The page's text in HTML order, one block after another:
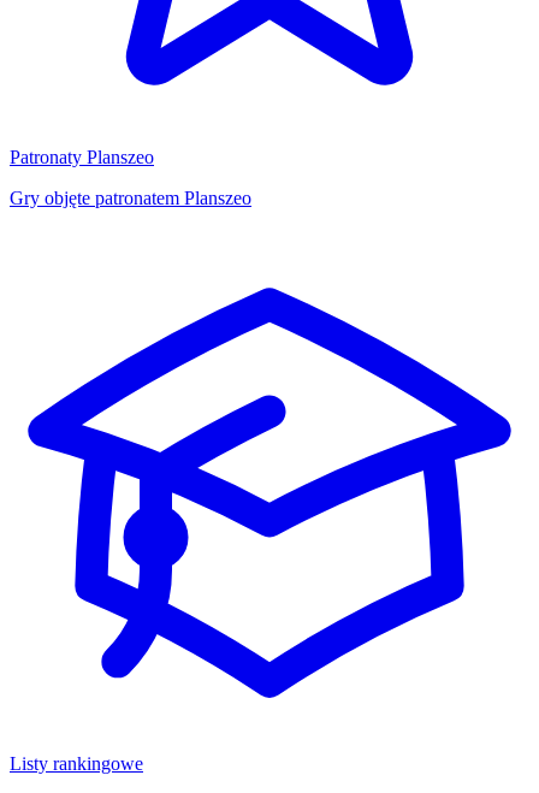
Patronaty Planszeo
Gry objęte patronatem Planszeo
Listy rankingowe